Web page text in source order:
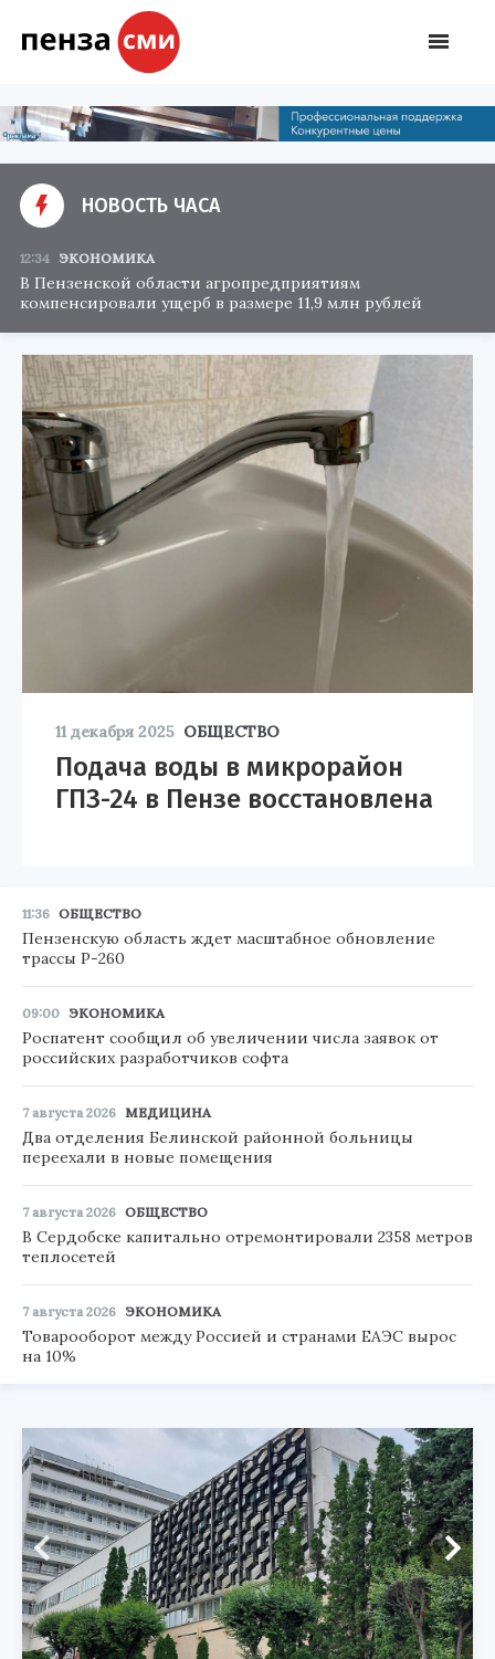
НОВОСТЬ ЧАСА
12:34 ЭКОНОМИКА
В Пензенской области агропредприятиям
компенсировали ущерб в размере 11,9 млн рублей
11 декабря 2025 ОБЩЕСТВО
Подача воды в микрорайон
ГПЗ-24 в Пензе восстановлена
11:36 ОБЩЕСТВО
Пензенскую область ждет масштабное обновление
трассы Р-260
09:00 ЭКОНОМИКА
Роспатент сообщил об увеличении числа заявок от
российских разработчиков софта
7 августа 2026 МЕДИЦИНА
Два отделения Белинской районной больницы
переехали в новые помещения
7 августа 2026 ОБЩЕСТВО
В Сердобске капитально отремонтировали 2358 метров
теплосетей
7 августа 2026 ЭКОНОМИКА
Товарооборот между Россией и странами ЕАЭС вырос
на 10%